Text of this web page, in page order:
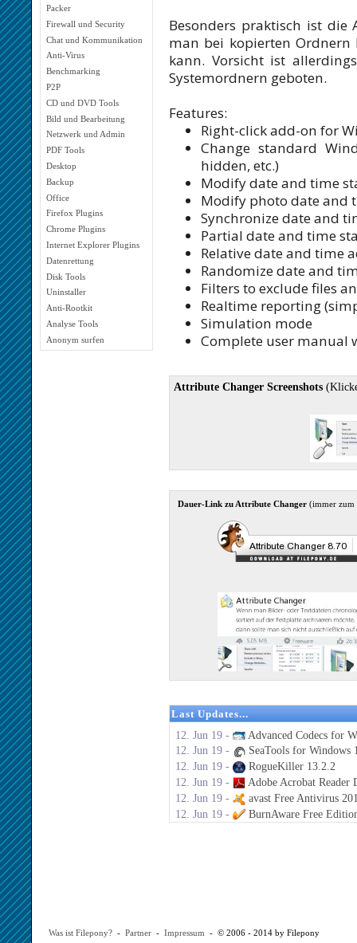
Packer
Firewall und Security
Chat und Kommunikation
Anti-Virus
Benchmarking
P2P
CD und DVD Tools
Bild und Bearbeitung
Netzwerk und Admin
PDF Tools
Desktop
Backup
Office
Firefox Plugins
Chrome Plugins
Internet Explorer Plugins
Datenrettung
Disk Tools
Uninstaller
Anti-Rootkit
Analyse Tools
Anonym surfen
Besonders praktisch ist die
man bei kopierten
kann. Vorsicht ist
Systemordnern geboten.
Features:
Right-click add-on for
Change standard
hidden, etc.)
Modify date and time
Modify photo date and
Synchronize date and
Partial date and time
Relative date and time
Randomize date and
Filters to exclude files
Realtime reporting
Simulation mode
Complete user manual
Attribute Changer Screenshots
Dauer-Link zu Attribute Changer (immer zum
Last Updates...
12. Jun 19 -
Advanced Codecs for
12. Jun 19 -
SeaTools for Windows
12. Jun 19 -
RogueKiller 13.2.2
12. Jun 19 -
Adobe Acrobat Reader
12. Jun 19 -
avast Free Antivirus
12. Jun 19 -
BurnAware Free
Was ist Filepony? - Partner - Impressum - © 2006 - 2014 by Filepony